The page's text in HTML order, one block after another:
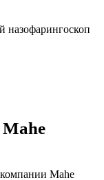
назофарингоскоп
Mahe